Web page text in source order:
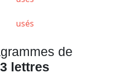
usés
de
3 lettres